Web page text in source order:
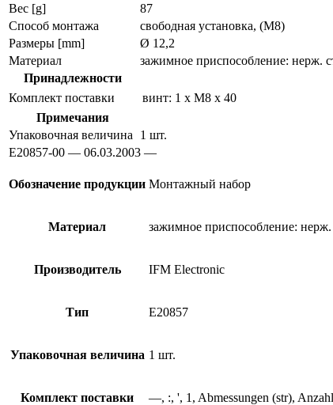
Вес [g]
87
Способ монтажа
свободная установка, (M8)
Размеры [mm]
Ø 12,2
Материал
зажимное приспособление: нерж.
Принадлежности
Комплект поставки
винт: 1 x M8 x 40
Примечания
Упаковочная величина
1 шт.
E20857-00 — 06.03.2003 —
Обозначение продукции Монтажный набор
Материал зажимное приспособление:
Производитель IFM Electronic
Тип E20857
Упаковочная величина 1 шт.
Комплект поставки —, :, ', 1, Abmessungen (str),